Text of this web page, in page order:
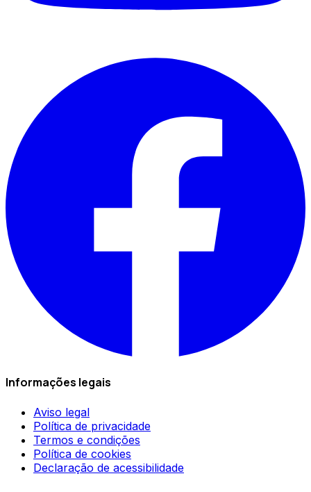
Informações legais
Aviso legal
Política de privacidade
Termos e condições
Política de cookies
Declaração de acessibilidade